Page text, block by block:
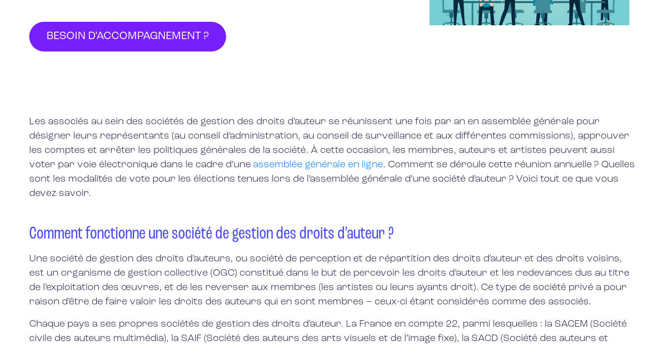
BESOIN D’ACCOMPAGNEMENT ?
Les associés au sein des sociétés de gestion des droits d’auteur se réunissent une fois par an en assemblée générale pour
désigner leurs représentants (au conseil d’administration, au conseil de surveillance et aux différentes commissions), approuver
les comptes et arrêter les politiques générales de la société. À cette occasion, les membres, auteurs et artistes peuvent aussi
voter par voie électronique dans le cadre d’une assemblée générale en ligne. Comment se déroule cette réunion annuelle ? Quelles
sont les modalités de vote pour les élections tenues lors de l’assemblée générale d’une société d’auteur ? Voici tout ce que vous
devez savoir.
Comment fonctionne une société de gestion des droits d’auteur ?
Une société de gestion des droits d’auteurs, ou société de perception et de répartition des droits d’auteur et des droits voisins,
est un organisme de gestion collective (OGC) constitué dans le but de percevoir les droits d’auteur et les redevances dus au titre
de l’exploitation des œuvres, et de les reverser aux membres (les artistes ou leurs ayants droit). Ce type de société privé a pour
raison d’être de faire valoir les droits des auteurs qui en sont membres – ceux-ci étant considérés comme des associés.
Chaque pays a ses propres sociétés de gestion des droits d’auteur. La France en compte 22, parmi lesquelles : la SACEM (Société
civile des auteurs multimédia), la SAIF (Société des auteurs des arts visuels et de l’image fixe), la SACD (Société des auteurs et